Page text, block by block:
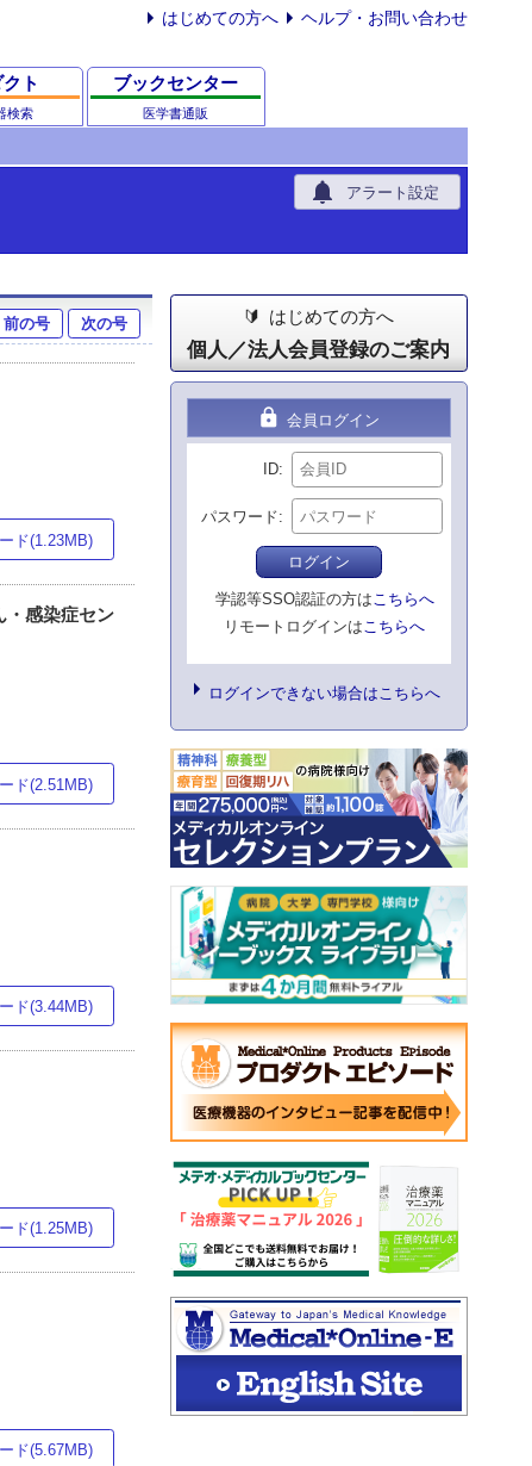
はじめての方へ ヘルプ・お問い合わせ
ト
検索
ブックセンター
医学書通販
notifications アラート設定
前の号 次の号
ド(1.23MB)
・感染症セン
ド(2.51MB)
ド(3.44MB)
ド(1.25MB)
ド(5.67MB)
はじめての方へ
個人／法人会員登録のご案内
lock 会員ログイン
ID
パスワード
ログイン
学認等SSO認証の方はこちらへ
リモートログインはこちらへ
ログインできない場合はこちらへ